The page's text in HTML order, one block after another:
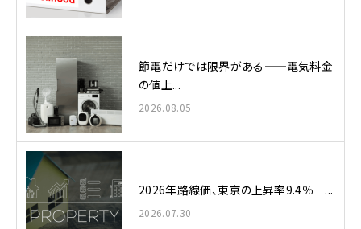
節電だけでは限界がある——電気料金
の値上...
2026.08.05
2026年路線価、東京の上昇率9.4％—...
2026.07.30